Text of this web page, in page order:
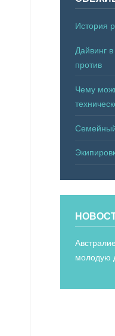
История
Дайвинг
против
Чему
молодую